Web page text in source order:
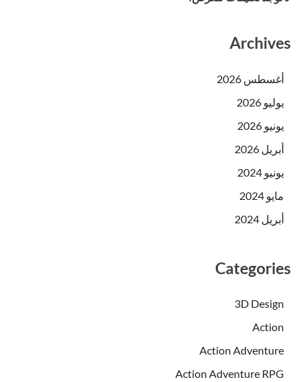
Archives
أغسطس 2026
يوليو 2026
يونيو 2026
أبريل 2026
يونيو 2024
مايو 2024
أبريل 2024
Categories
3D Design
Action
Action Adventure
Action Adventure RPG